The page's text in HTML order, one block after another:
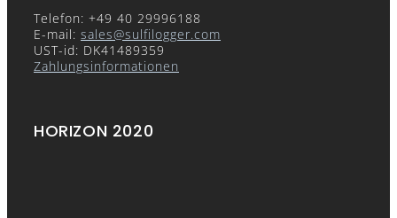
Telefon: +49 40 29996188
E-mail: sales@sulfilogger.com
UST-id: DK41489359
Zahlungsinformationen
HORIZON 2020